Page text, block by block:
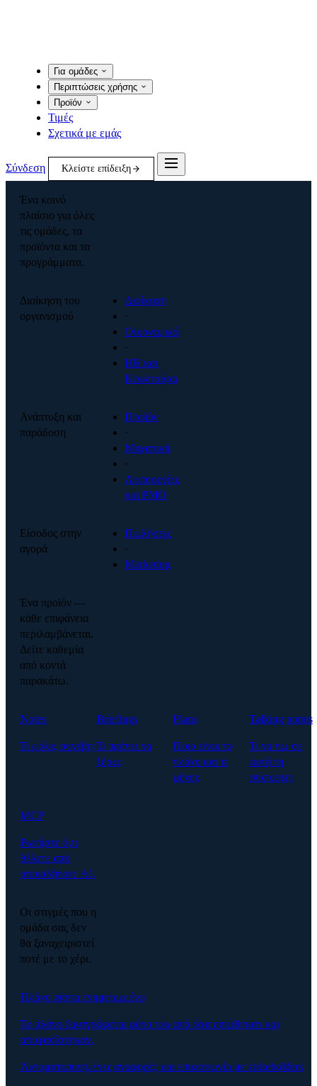
Για ομάδες
Περιπτώσεις χρήσης
Προϊόν
Τιμές
Σχετικά με εμάς
Σύνδεση Κλείστε επίδειξη
Ένα κοινό
πλαίσιο για όλες
τις ομάδες, τα
προϊόντα και τα
προγράμματα.
Διοίκηση του
οργανισμού
Διοίκηση
·
Οικονομικά
·
HR και
Κουλτούρα
Ανάπτυξη και
παράδοση
Προϊόν
·
Μηχανική
·
Λειτουργίες
και PMO
Είσοδος στην
αγορά
Πωλήσεις
·
Marketing
Ένα προϊόν —
κάθε επιφάνεια
περιλαμβάνεται.
Δείτε καθεμία
από κοντά
παρακάτω.
Notes
Τι μόλις συνέβη;
Briefings
Τι πρέπει να
ξέρω;
Plans
Ποιο είναι το
πλάνο και τι
μένει;
Talking points
Τι να πω σε
αυτή τη
σύσκεψη;
MCP
Ρωτήστε ό,τι
θέλετε από
οποιοδήποτε AI.
Οι στιγμές που η
ομάδα σας δεν
θα ξαναχειριστεί
ποτέ με το χέρι.
Πλάνο πάντα ενημερωμένο
Το πλάνο ξαναγράφεται μόνο του από όσα ειπώθηκαν και
αποφασίστηκαν.
Αυτοματοποιημένες αναφορές και επικοινωνία με stakeholders